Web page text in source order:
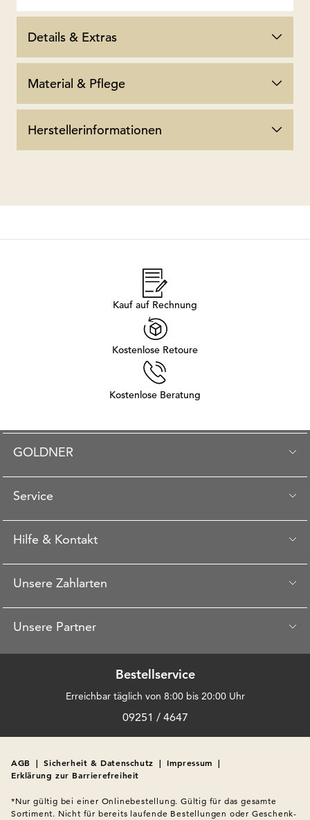
Details & Extras
Material & Pflege
Herstellerinformationen
Kauf auf Rechnung
Kostenlose Retoure
Kostenlose Beratung
GOLDNER
Service
Hilfe & Kontakt
Unsere Zahlarten
Unsere Partner
Bestellservice
Erreichbar täglich von 8:00 bis 20:00 Uhr
09251 / 4647
AGB | Sicherheit & Datenschutz | Impressum |
Erklärung zur Barrierefreiheit
*Nur gültig bei einer Onlinebestellung. Gültig für das gesamte
Sortiment. Nicht für bereits laufende Bestellungen oder Geschenk-